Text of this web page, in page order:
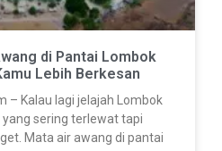
di Pantai Lombok
Lebih Berkesan
– Kalau lagi jelajah Lombok
sering terlewat tapi
Mata air awang di pantai